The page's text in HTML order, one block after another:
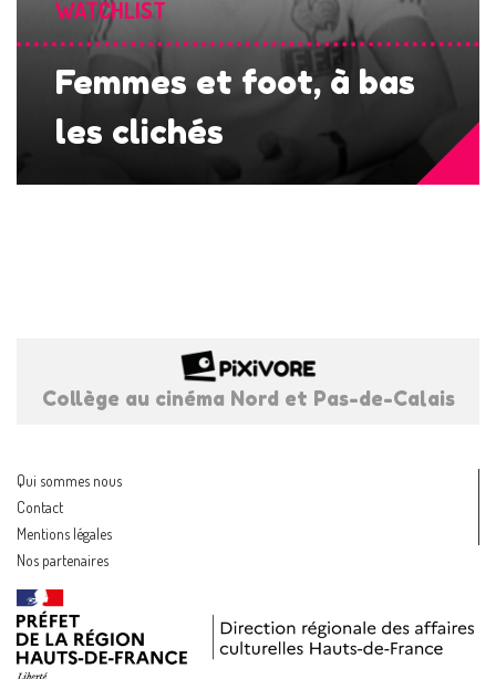
WATCHLIST
Femmes et foot, à bas
les clichés
Collège au cinéma Nord et Pas-de-Calais
Qui sommes nous
Contact
Mentions légales
Nos partenaires